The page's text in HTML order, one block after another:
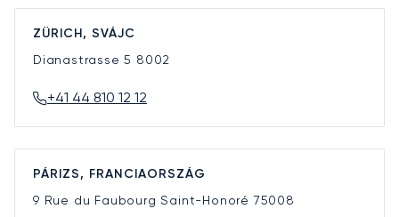
ZÜRICH, SVÁJC
Dianastrasse 5 8002
+41 44 810 12 12
PÁRIZS, FRANCIAORSZÁG
9 Rue du Faubourg Saint-Honoré 75008